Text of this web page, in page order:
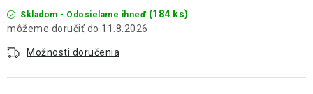
Skladom - Odosielame ihneď (184 ks)
11.8.2026
Možnosti doručenia